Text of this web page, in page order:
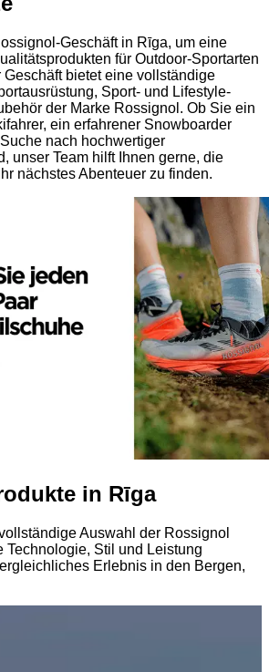
Geschäft in Rīga, um eine
für Outdoor-Sportarten
bietet eine vollständige
Sport- und Lifestyle-
der Marke Rossignol. Ob Sie ein
ein erfahrener Snowboarder
nach hochwertiger
unser Team hilft Ihnen gerne, die
nächstes Abenteuer zu finden.
in Rīga
Auswahl der Rossignol
Technologie, Stil und Leistung
Erlebnis in den Bergen,